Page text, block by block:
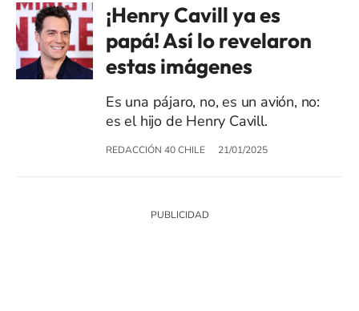
¡Henry Cavill ya es
papá! Así lo revelaron
estas imágenes
Es una pájaro, no, es un avión, no:
es el hijo de Henry Cavill.
REDACCIÓN 40 CHILE 21/01/2025